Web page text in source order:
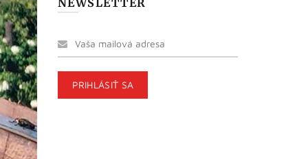
NEWSLETTER